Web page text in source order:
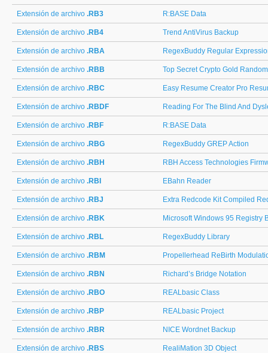
Extensión de archivo .RB3 R:BASE Data
Extensión de archivo .RB4 Trend AntiVirus Backup
Extensión de archivo .RBA RegexBuddy Regular
Extensión de archivo .RBB Top Secret Crypto Gold
Extensión de archivo .RBC Easy Resume Creator Pro
Extensión de archivo .RBDF Reading For The Blind And
Extensión de archivo .RBF R:BASE Data
Extensión de archivo .RBG RegexBuddy GREP Action
Extensión de archivo .RBH RBH Access Technologies
Extensión de archivo .RBI EBahn Reader
Extensión de archivo .RBJ Extra Redcode Kit Compiled
Extensión de archivo .RBK Microsoft Windows 95 Registry
Extensión de archivo .RBL RegexBuddy Library
Extensión de archivo .RBM Propellerhead ReBirth
Extensión de archivo .RBN Richard’s Bridge Notation
Extensión de archivo .RBO REALbasic Class
Extensión de archivo .RBP REALbasic Project
Extensión de archivo .RBR NICE Wordnet Backup
Extensión de archivo .RBS RealiMation 3D Object